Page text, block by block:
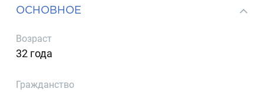
ОСНОВНОЕ
Возраст
32 года
Гражданство